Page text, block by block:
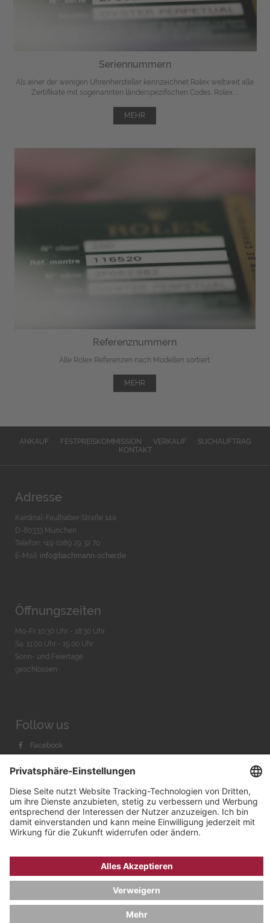
Seriennummern
Als einer der wenigen Uhrenhersteller kennzeichnet Rolex weltweit alle
Zertifikate mit sogenannten länderspezifischen Codes. Rolex ...
MEHR
Referenznummern
Alle Rolex Referenzen nach Modellen sortiert.
MEHR
ANKAUF FESTPREISKOMMISSION VERKAUF
SUCHAUFTRAG
KONTAKT
Adresse
Kardinal-Faulhaber-Straße 14a
D-80333 München
Telefon: +49 (0)89 29 32 70
E-Mail: info@bachmann-scher.de
Öffnungszeiten
Mo-Fr. 10:30 Uhr - 18:30 Uhr
Sa. 11:00 Uhr - 15.00 Uhr
Sonn- und Feiertage
geschlossen
Follow us
Facebook
Youtube
Bachmann & Scher GmbH / Watchandco GmbH
IMPRESSUM
AGB & WIDERRUF
COOKIE-EINSTELLUNGEN